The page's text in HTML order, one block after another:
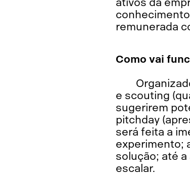
remunerada
Como vai
e scouting
sugerirem
pitchday
será feita a
experimento;
solução; até
escalar.